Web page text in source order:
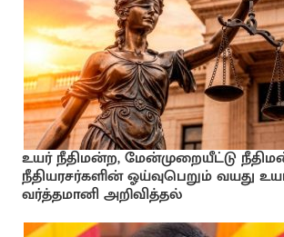
உயர் நீதிமன்ற, மேன்முறையீட்டு
நீதியரசர்களின் ஓய்வுபெறும் வயது
வர்த்தமானி அறிவித்தல்